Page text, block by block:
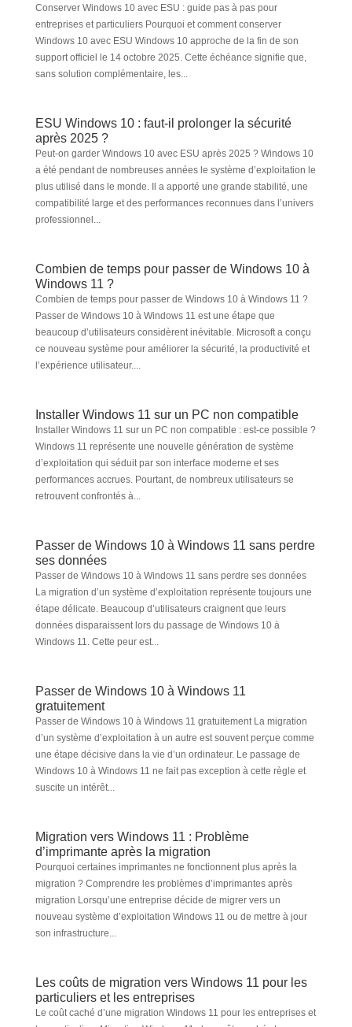
Conserver Windows 10 avec ESU : guide pas à pas pour
entreprises et particuliers Pourquoi et comment conserver
Windows 10 avec ESU Windows 10 approche de la fin de son
support officiel le 14 octobre 2025. Cette échéance signifie que,
sans solution complémentaire, les...
ESU Windows 10 : faut-il prolonger la sécurité
après 2025 ?
Peut-on garder Windows 10 avec ESU après 2025 ? Windows 10
a été pendant de nombreuses années le système d’exploitation le
plus utilisé dans le monde. Il a apporté une grande stabilité, une
compatibilité large et des performances reconnues dans l’univers
professionnel...
Combien de temps pour passer de Windows 10 à
Windows 11 ?
Combien de temps pour passer de Windows 10 à Windows 11 ?
Passer de Windows 10 à Windows 11 est une étape que
beaucoup d’utilisateurs considèrent inévitable. Microsoft a conçu
ce nouveau système pour améliorer la sécurité, la productivité et
l’expérience utilisateur....
Installer Windows 11 sur un PC non compatible
Installer Windows 11 sur un PC non compatible : est-ce possible ?
Windows 11 représente une nouvelle génération de système
d’exploitation qui séduit par son interface moderne et ses
performances accrues. Pourtant, de nombreux utilisateurs se
retrouvent confrontés à...
Passer de Windows 10 à Windows 11 sans perdre
ses données
Passer de Windows 10 à Windows 11 sans perdre ses données
La migration d’un système d’exploitation représente toujours une
étape délicate. Beaucoup d’utilisateurs craignent que leurs
données disparaissent lors du passage de Windows 10 à
Windows 11. Cette peur est...
Passer de Windows 10 à Windows 11
gratuitement
Passer de Windows 10 à Windows 11 gratuitement La migration
d’un système d’exploitation à un autre est souvent perçue comme
une étape décisive dans la vie d’un ordinateur. Le passage de
Windows 10 à Windows 11 ne fait pas exception à cette règle et
suscite un intérêt...
Migration vers Windows 11 : Problème
d’imprimante après la migration
Pourquoi certaines imprimantes ne fonctionnent plus après la
migration ? Comprendre les problèmes d’imprimantes après
migration Lorsqu’une entreprise décide de migrer vers un
nouveau système d’exploitation Windows 11 ou de mettre à jour
son infrastructure...
Les coûts de migration vers Windows 11 pour les
particuliers et les entreprises
Le coût caché d’une migration Windows 11 pour les entreprises et